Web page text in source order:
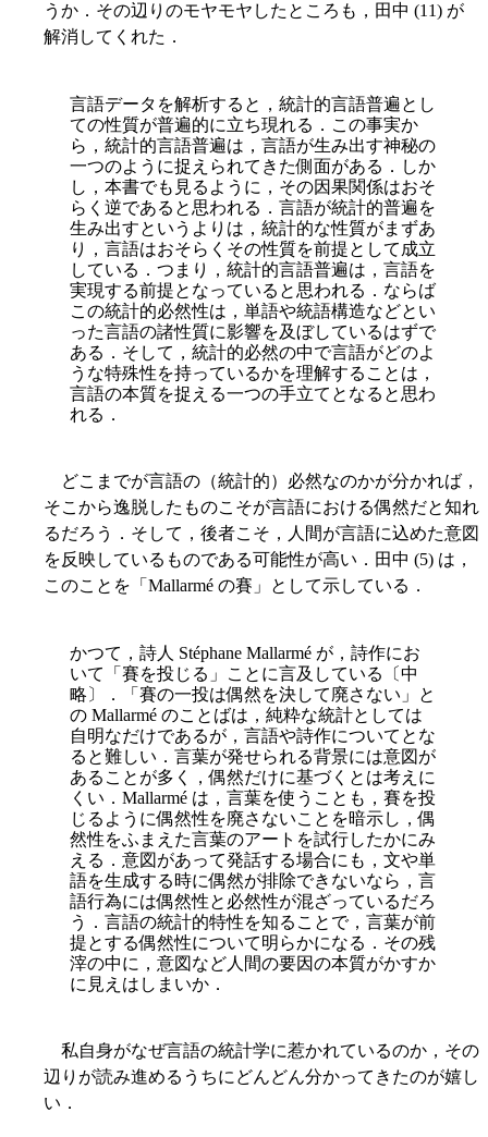
うか．その辺りのモヤモヤしたところも，田中 (11) が
解消してくれた．
言語データを解析すると，統計的言語普遍とし
ての性質が普遍的に立ち現れる．この事実か
ら，統計的言語普遍は，言語が生み出す神秘の
一つのように捉えられてきた側面がある．しか
し，本書でも見るように，その因果関係はおそ
らく逆であると思われる．言語が統計的普遍を
生み出すというよりは，統計的な性質がまずあ
り，言語はおそらくその性質を前提として成立
している．つまり，統計的言語普遍は，言語を
実現する前提となっていると思われる．ならば
この統計的必然性は，単語や統語構造などとい
った言語の諸性質に影響を及ぼしているはずで
ある．そして，統計的必然の中で言語がどのよ
うな特殊性を持っているかを理解することは，
言語の本質を捉える一つの手立てとなると思わ
れる．
どこまでが言語の（統計的）必然なのかが分かれば，
そこから逸脱したものこそが言語における偶然だと知れ
るだろう．そして，後者こそ，人間が言語に込めた意図
を反映しているものである可能性が高い．田中 (5) は，
このことを「Mallarmé の賽」として示している．
かつて，詩人 Stéphane Mallarmé が，詩作にお
いて「賽を投じる」ことに言及している〔中
略〕．「賽の一投は偶然を決して廃さない」と
の Mallarmé のことばは，純粋な統計としては
自明なだけであるが，言語や詩作についてとな
ると難しい．言葉が発せられる背景には意図が
あることが多く，偶然だけに基づくとは考えに
くい．Mallarmé は，言葉を使うことも，賽を投
じるように偶然性を廃さないことを暗示し，偶
然性をふまえた言葉のアートを試行したかにみ
える．意図があって発話する場合にも，文や単
語を生成する時に偶然が排除できないなら，言
語行為には偶然性と必然性が混ざっているだろ
う．言語の統計的特性を知ることで，言葉が前
提とする偶然性について明らかになる．その残
滓の中に，意図など人間の要因の本質がかすか
に見えはしまいか．
私自身がなぜ言語の統計学に惹かれているのか，その
辺りが読み進めるうちにどんどん分かってきたのが嬉し
い．